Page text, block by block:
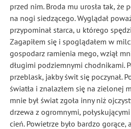
przed nim. Broda mu urosła tak, że
na nogi siedzącego. Wyglądał
przypominał starca, u którego
Zagapiłem się i spoglądałem w
gospodarz ramienia mego, wziął
długimi podziemnymi chodnikami.
przeblask, jakby świt się poczynał.
światła i znalazłem się na zielonej
mnie był świat zgoła inny niż
drzewa z ogromnymi,
cień. Powietrze było bardzo gorące,